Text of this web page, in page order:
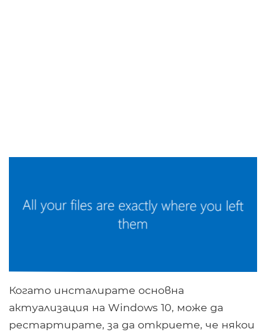
Когато инсталирате основна
актуализация на Windows 10, може да
рестартирате, за да откриете, че някои